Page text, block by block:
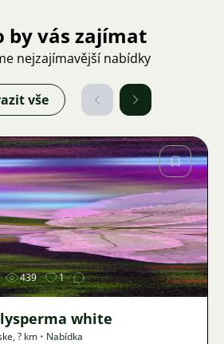
by vás zajímat
nejzajímavější nabídky
vše
Obrázek
439 1
white
,? km • Nabídka